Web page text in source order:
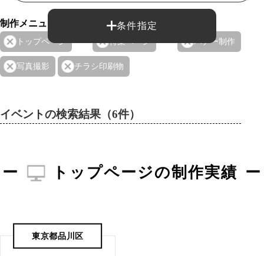
条件指定
制作メニュー：
トップページ 特集ページ バナー制作
写真撮影 チラシ印刷物
イベントの検索結果（6件）
トップページの制作実績
東京都品川区